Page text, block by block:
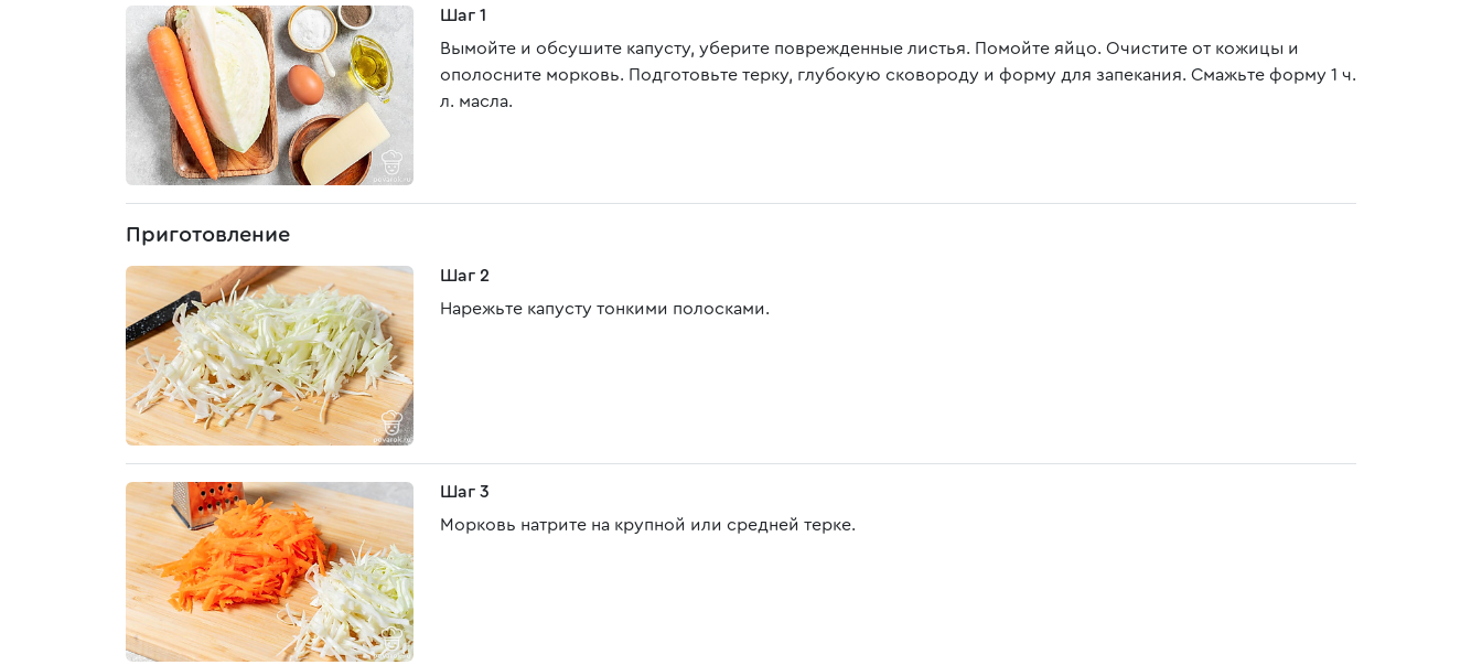
Шаг 1
Вымойте и обсушите капусту, уберите поврежденные листья. Помойте яйцо. Очистите от кожицы и
ополосните морковь. Подготовьте терку, глубокую сковороду и форму для запекания. Смажьте форму 1 ч.
л. масла.
Приготовление
Шаг 2
Нарежьте капусту тонкими полосками.
Шаг 3
Морковь натрите на крупной или средней терке.